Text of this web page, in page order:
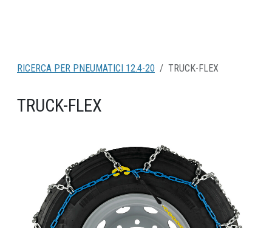
RICERCA PER PNEUMATICI 12.4-20 TRUCK-FLEX
TRUCK-FLEX